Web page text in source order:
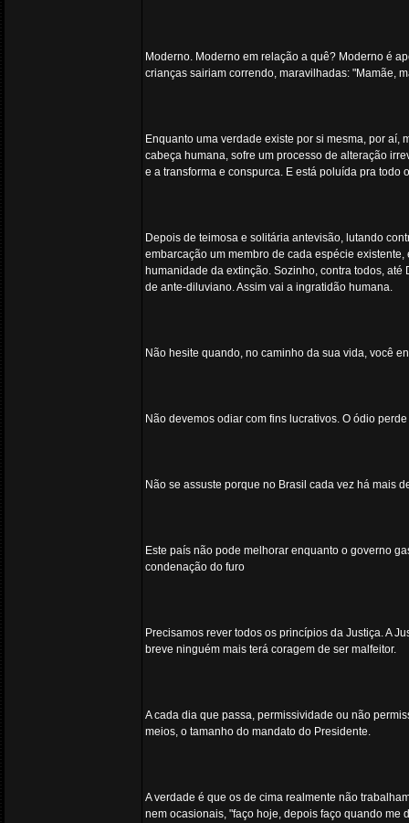
Moderno. Moderno em relação a quê? Moderno é
crianças sairiam correndo, maravilhadas: "Mamãe,
Enquanto uma verdade existe por si mesma, por
cabeça humana, sofre um processo de alteração
e a transforma e conspurca. E está poluída pra todo
Depois de teimosa e solitária antevisão, lutando
embarcação um membro de cada espécie
humanidade da extinção. Sozinho, contra todos,
de ante-diluviano. Assim vai a ingratidão humana.
Não hesite quando, no caminho da sua vida, você
Não devemos odiar com fins lucrativos. O ódio
Não se assuste porque no Brasil cada vez há mais
Este país não pode melhorar enquanto o governo
condenação do furo
Precisamos rever todos os princípios da Justiça. A
breve ninguém mais terá coragem de ser malfeitor.
A cada dia que passa, permissividade ou não
meios, o tamanho do mandato do Presidente.
A verdade é que os de cima realmente não
nem ocasionais, "faço hoje, depois faço quando me